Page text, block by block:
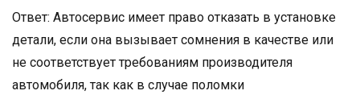
Ответ: Автосервис имеет право отказать в установке
детали, если она вызывает сомнения в качестве или
не соответствует требованиям производителя
автомобиля, так как в случае поломки